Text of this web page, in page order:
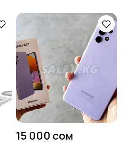
приставки
Бытовая техника
Скупка техники
15 000 сом